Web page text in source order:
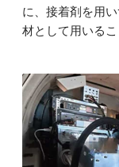
に、接着剤を用
材として用いる